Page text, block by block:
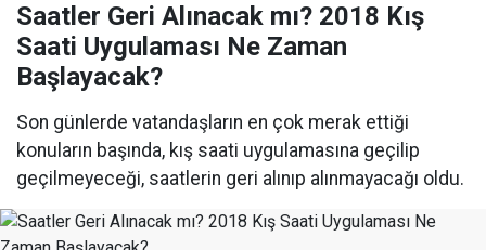
Saatler Geri Alınacak mı? 2018 Kış
Saati Uygulaması Ne Zaman
Başlayacak?
Son günlerde vatandaşların en çok merak ettiği
konuların başında, kış saati uygulamasına geçilip
geçilmeyeceği, saatlerin geri alınıp alınmayacağı oldu.